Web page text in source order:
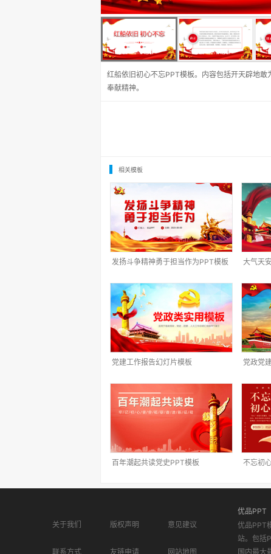
红船依旧初心不忘PPT模板。内容包括开天辟地
奉献精神。
相关模板
发扬斗争精神勇于担当作为PPT模板 大气天
党建工作报告幻灯片模板 党政党
百年潮起共读党史PPT模板 不忘初
关于我们 版权声明 意见建议
联系方式 友链申请 网站地图
优品PPT
优品PPT
站。包括
国内最大